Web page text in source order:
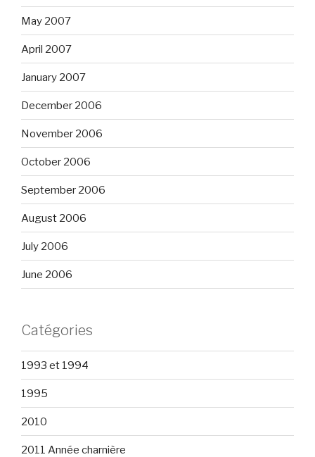
May 2007
April 2007
January 2007
December 2006
November 2006
October 2006
September 2006
August 2006
July 2006
June 2006
Catégories
1993 et 1994
1995
2010
2011 Année charnière